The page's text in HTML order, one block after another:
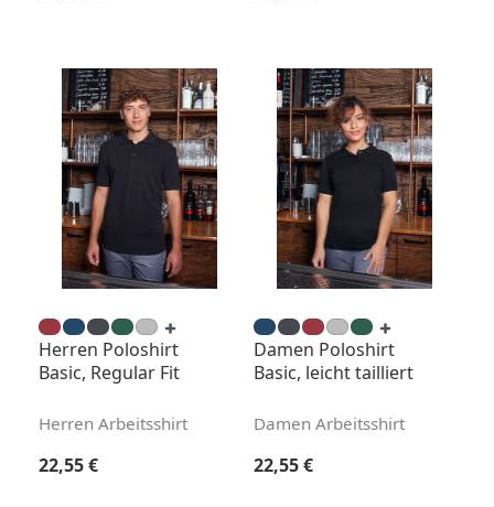
Herren Poloshirt
Basic, Regular Fit
Herren Arbeitsshirt
Regulärer Preis:
22,55 €
Damen Poloshirt
Basic, leicht tailliert
Damen Arbeitsshirt
Regulärer Preis:
22,55 €